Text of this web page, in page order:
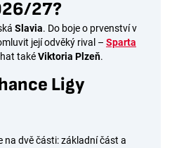
27?
Slavia. Do boje o prvenství v
její odvěký rival – Sparta
takéViktoria Plzeň.
Ligy
na dvě části: základní část a